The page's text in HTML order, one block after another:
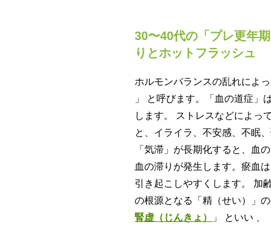
30〜40代の「プレ更年
りとホットフラッシュ
ホルモンバランスの乱れによ
」 と呼びます。「血の道症」
します。 ストレスなどによっ
と、イライラ、不安感、不眠
「気滞」が長期化すると、血
血の滞りが発生します。瘀血
引き起こしやすくします。 加
の根源となる「精（せい）」
腎虚（じんきょ）
」 といい 、